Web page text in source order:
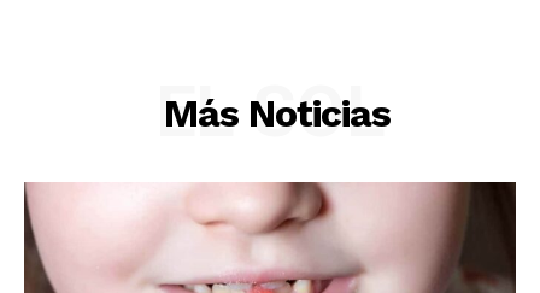
Más Noticias
EL SOL